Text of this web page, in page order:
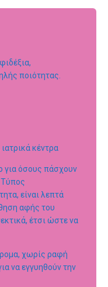
ποιότητας.
κέντρα
για όσους πάσχουν
Τύπος
είναι λεπτά
αφής του
έτσι ώστε να
χωρίς ραφή
να εγγυηθούν την